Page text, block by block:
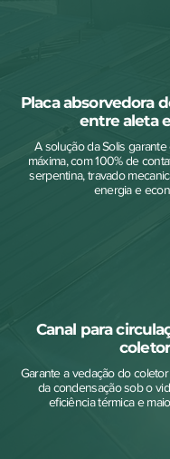
Placa absorvedora
entre aleta
A solução da Solis
máxima, com 100% de
serpentina, travado
energia e
Canal para
coletor
Garante a vedação do
da condensação sob o
eficiência térmica e